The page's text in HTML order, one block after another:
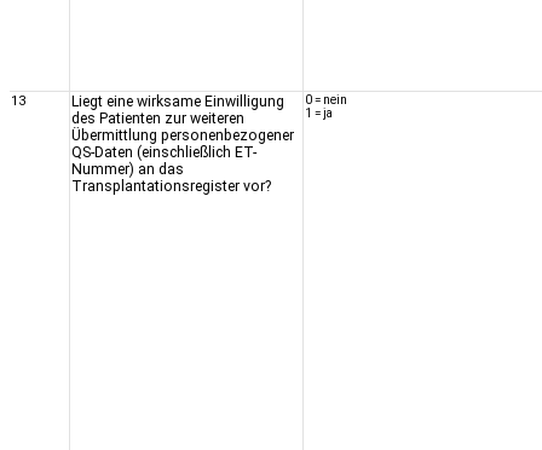
13
Liegt eine wirksame Einwilligung
des Patienten zur weiteren
Übermittlung personenbezogener
QS-Daten (einschließlich ET-
Nummer) an das
Transplantationsregister vor?
0 = nein
1 = ja